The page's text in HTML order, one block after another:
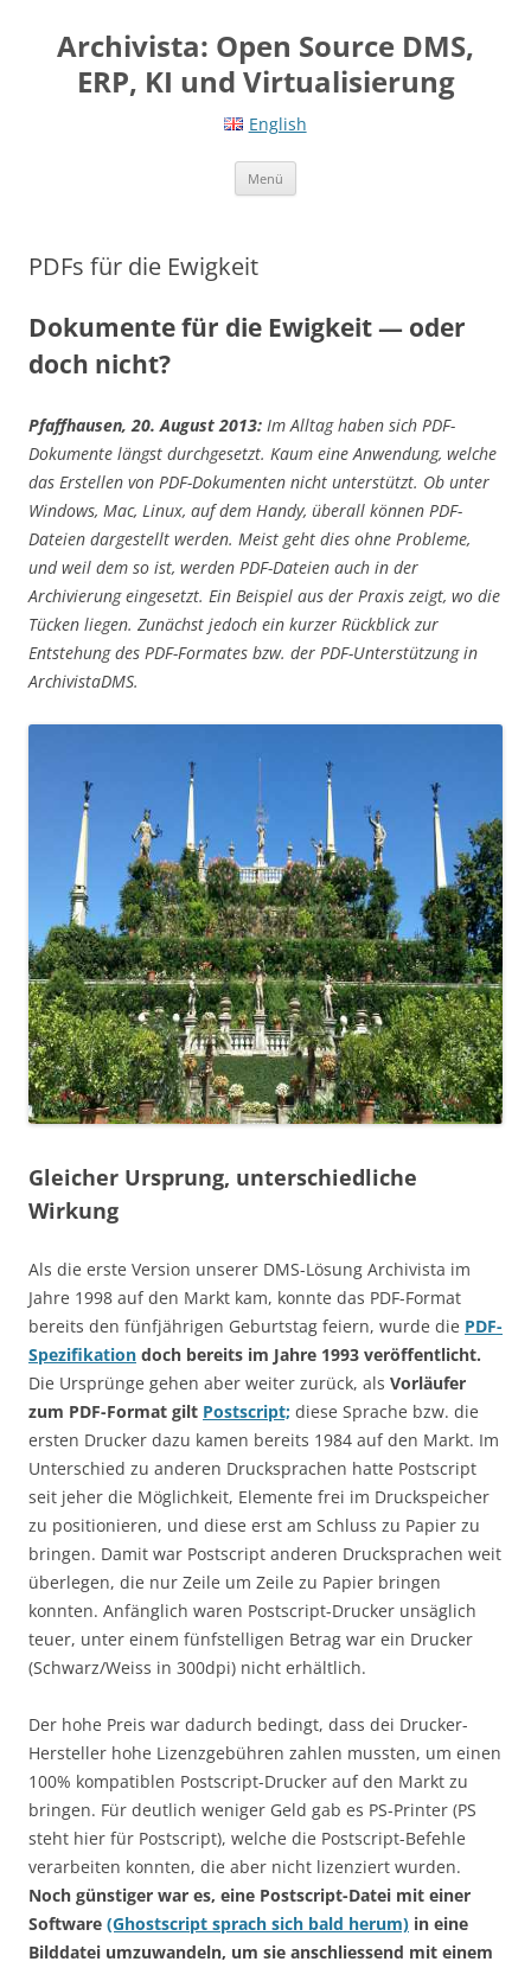
InhaltArchivista: Open Source DMS,
ERP, KI und Virtualisierung
English
Menü
PDFs für die Ewigkeit
Dokumente für die Ewigkeit — oder
doch nicht?
Pfaffhausen, 20. August 2013: Im Alltag haben sich PDF-
Dokumente längst durchgesetzt. Kaum eine Anwendung, welche
das Erstellen von PDF-Dokumenten nicht unterstützt. Ob unter
Windows, Mac, Linux, auf dem Handy, überall können PDF-
Dateien dargestellt werden. Meist geht dies ohne Probleme,
und weil dem so ist, werden PDF-Dateien auch in der
Archivierung eingesetzt. Ein Beispiel aus der Praxis zeigt, wo die
Tücken liegen. Zunächst jedoch ein kurzer Rückblick zur
Entstehung des PDF-Formates bzw. der PDF-Unterstützung in
ArchivistaDMS.
Gleicher Ursprung, unterschiedliche
Wirkung
Als die erste Version unserer DMS-Lösung Archivista im
Jahre 1998 auf den Markt kam, konnte das PDF-Format
bereits den fünfjährigen Geburtstag feiern, wurde die PDF-
Spezifikation doch bereits im Jahre 1993 veröffentlicht.
Die Ursprünge gehen aber weiter zurück, als Vorläufer
zum PDF-Format gilt Postscript; diese Sprache bzw. die
ersten Drucker dazu kamen bereits 1984 auf den Markt. Im
Unterschied zu anderen Drucksprachen hatte Postscript
seit jeher die Möglichkeit, Elemente frei im Druckspeicher
zu positionieren, und diese erst am Schluss zu Papier zu
bringen. Damit war Postscript anderen Drucksprachen weit
überlegen, die nur Zeile um Zeile zu Papier bringen
konnten. Anfänglich waren Postscript-Drucker unsäglich
teuer, unter einem fünfstelligen Betrag war ein Drucker
(Schwarz/Weiss in 300dpi) nicht erhältlich.
Der hohe Preis war dadurch bedingt, dass dei Drucker-
Hersteller hohe Lizenzgebühren zahlen mussten, um einen
100% kompatiblen Postscript-Drucker auf den Markt zu
bringen. Für deutlich weniger Geld gab es PS-Printer (PS
steht hier für Postscript), welche die Postscript-Befehle
verarbeiten konnten, die aber nicht lizenziert wurden.
Noch günstiger war es, eine Postscript-Datei mit einer
Software (Ghostscript sprach sich bald herum) in eine
Bilddatei umzuwandeln, um sie anschliessend mit einem